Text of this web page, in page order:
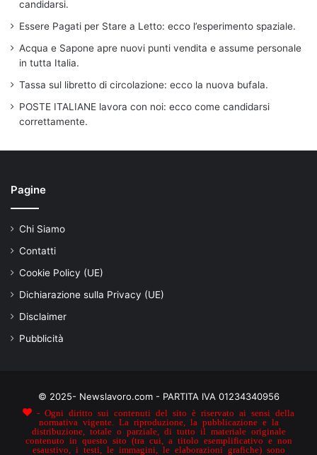
candidarsi.
Essere Pagati per Stare a Letto: ecco l’esperimento spaziale.
Acqua e Sapone apre nuovi punti vendita e assume personale
in tutta Italia.
Tassa sul libretto di circolazione: ecco la nuova bufala.
POSTE ITALIANE lavora con noi: ecco come candidarsi
correttamente.
Pagine
Chi Siamo
Contatti
Cookie Policy (UE)
Dichiarazione sulla Privacy (UE)
Disclaimer
Pubblicità
© 2025- Newslavoro.com - PARTITA IVA 01234340956
- Ogni diritto sui contenuti del sito è riservato ai sensi della
normativa vigente. La riproduzione, la pubblicazione e la
distribuzione, totale o parziale, di tutto il materiale originale
contenuto in questo sito (tra cui, a titolo esemplificativo e non
esaustivo, i testi, le immagini, le elaborazioni grafiche) sono